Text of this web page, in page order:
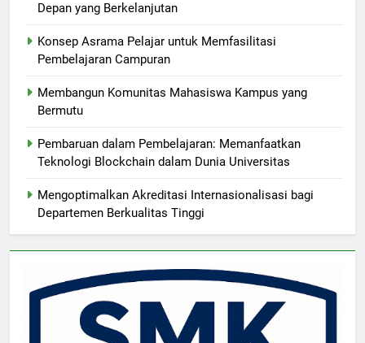
Depan yang Berkelanjutan
Konsep Asrama Pelajar untuk Memfasilitasi
Pembelajaran Campuran
Membangun Komunitas Mahasiswa Kampus yang
Bermutu
Pembaruan dalam Pembelajaran: Memanfaatkan
Teknologi Blockchain dalam Dunia Universitas
Mengoptimalkan Akreditasi Internasionalisasi bagi
Departemen Berkualitas Tinggi